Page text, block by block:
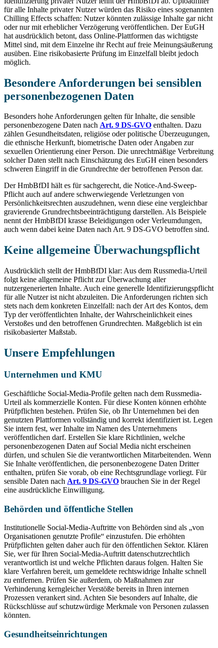
für alle Inhalte privater Nutzer würden das Risiko eines sogenannten
Chilling Effects schaffen: Nutzer könnten zulässige Inhalte gar nicht
oder nur mit erheblicher Verzögerung veröffentlichen. Der EuGH
hat ausdrücklich betont, dass Online-Plattformen das wichtigste
Mittel sind, mit dem Einzelne ihr Recht auf freie Meinungsäußerung
ausüben. Eine risikobasierte Prüfung im Einzelfall bleibt jedoch
möglich.
Besondere Anforderungen bei sensiblen
personenbezogenen Daten
Besonders hohe Anforderungen gelten für Inhalte, die sensible
personenbezogene Daten nach Art. 9 DS-GVO enthalten. Dazu
zählen Gesundheitsdaten, religiöse oder politische Überzeugungen,
die ethnische Herkunft, biometrische Daten oder Angaben zur
sexuellen Orientierung einer Person. Die unrechtmäßige Verbreitung
solcher Daten stellt nach Einschätzung des EuGH einen besonders
schweren Eingriff in die Grundrechte der betroffenen Person dar.
Der HmbBfDI hält es für sachgerecht, die Notice-And-Sweep-
Pflicht auch auf andere schwerwiegende Verletzungen von
Persönlichkeitsrechten auszudehnen, wenn diese eine vergleichbar
gravierende Grundrechtsbeeinträchtigung darstellen. Als Beispiele
nennt der HmbBfDI krasse Beleidigungen oder Verleumdungen,
auch wenn dabei keine Daten nach Art. 9 DS-GVO betroffen sind.
Keine allgemeine Überwachungspflicht
Ausdrücklich stellt der HmbBfDI klar: Aus dem Russmedia-Urteil
folgt keine allgemeine Pflicht zur Überwachung aller
nutzergenerierten Inhalte. Auch eine generelle Identifizierungspflicht
für alle Nutzer ist nicht abzuleiten. Die Anforderungen richten sich
stets nach dem konkreten Einzelfall: nach der Art des Kontos, dem
Typ der veröffentlichten Inhalte, der Wahrscheinlichkeit eines
Verstoßes und den betroffenen Grundrechten. Maßgeblich ist ein
risikobasierter Maßstab.
Unsere Empfehlungen
Unternehmen und KMU
Geschäftliche Social-Media-Profile gelten nach dem Russmedia-
Urteil als kommerzielle Konten. Für diese Konten können erhöhte
Prüfpflichten bestehen. Prüfen Sie, ob Ihr Unternehmen bei den
genutzten Plattformen vollständig und korrekt identifiziert ist. Legen
Sie intern fest, wer Inhalte im Namen des Unternehmens
veröffentlichen darf. Erstellen Sie klare Richtlinien, welche
personenbezogenen Daten auf Social Media nicht erscheinen
dürfen, und schulen Sie die verantwortlichen Mitarbeitenden. Wenn
Sie Inhalte veröffentlichen, die personenbezogene Daten Dritter
enthalten, prüfen Sie vorab, ob eine Rechtsgrundlage vorliegt. Für
sensible Daten nach Art. 9 DS-GVO brauchen Sie in der Regel
eine ausdrückliche Einwilligung.
Behörden und öffentliche Stellen
Institutionelle Social-Media-Auftritte von Behörden sind als „von
Organisationen genutzte Profile“ einzustufen. Die erhöhten
Prüfpflichten gelten daher auch für den öffentlichen Sektor. Klären
Sie, wer für Ihren Social-Media-Auftritt datenschutzrechtlich
verantwortlich ist und welche Pflichten daraus folgen. Halten Sie
klare Verfahren bereit, um gemeldete rechtswidrige Inhalte schnell
zu entfernen. Prüfen Sie außerdem, ob Maßnahmen zur
Verhinderung kerngleicher Verstöße bereits in Ihren internen
Prozessen verankert sind. Achten Sie besonders auf Inhalte, die
Rückschlüsse auf schutzwürdige Merkmale von Personen zulassen
könnten.
Gesundheitseinrichtungen